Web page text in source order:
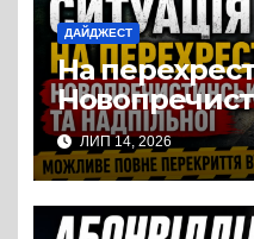
ДАЙДЖЕСТ
На
Надпільної
над
ЛИП 14, 2026